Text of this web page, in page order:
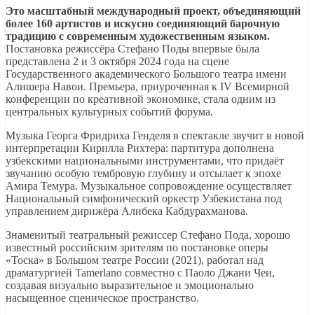
Это масштабный международный проект, объединяющий
более 160 артистов и искусно соединяющий барочную
традицию с современным художественным языком.
Постановка режиссёра Стефано Поды впервые была
представлена 2 и 3 октября 2024 года на сцене
Государственного академического Большого театра имени
Алишера Навои. Премьера, приуроченная к IV Всемирной
конференции по креативной экономике, стала одним из
центральных культурных событий форума.
Музыка Георга Фридриха Генделя в спектакле звучит в новой
интерпретации Кирилла Рихтера: партитура дополнена
узбекскими национальными инструментами, что придаёт
звучанию особую тембровую глубину и отсылает к эпохе
Амира Темура. Музыкальное сопровождение осуществляет
Национальный симфонический оркестр Узбекистана под
управлением дирижёра Алибека Кабдурахманова.
Знаменитый театральный режиссер Стефано Пода, хорошо
известный российским зрителям по постановке оперы
«Тоска» в Большом театре России (2021), работал над
драматургией Tamerlano совместно с Паоло Джани Чеи,
создавая визуально выразительное и эмоционально
насыщенное сценическое пространство.